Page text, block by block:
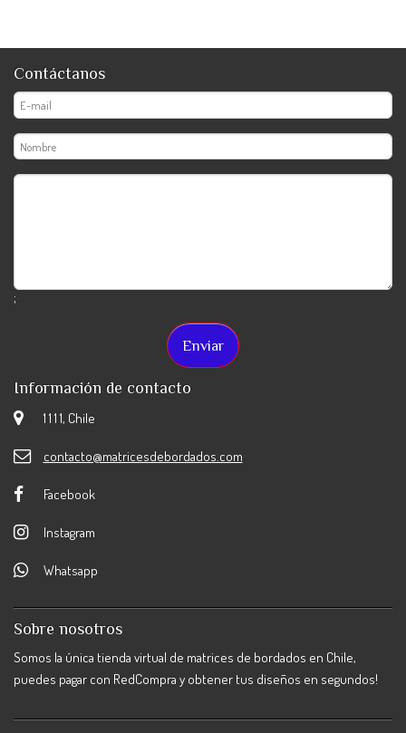
Contáctanos
;
Información de contacto
1 1 1 1, Chile
contacto@matricesdebordados.com
Facebook
Instagram
Whatsapp
Sobre nosotros
Somos la única tienda virtual de matrices de bordados en Chile,
puedes pagar con RedCompra y obtener tus diseños en segundos!